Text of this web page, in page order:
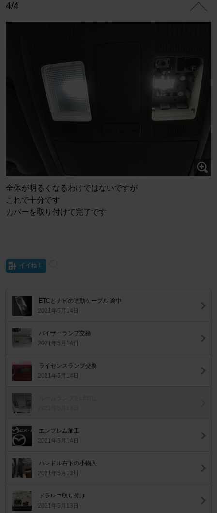
4/4
全体が明るくなるわけではないですが
これで十分です
カバーを取り付けて完了です
イイね！
ETCとナビの連動ケーブル 途中
2021年5月14日
バイザーランプ交換
2021年5月14日
ライセンスランプ交換
2021年5月14日
エンブレム加工
2021年5月14日
ハンドル右下の小物入
2021年5月13日
ドラレコ取り付け
2021年5月13日